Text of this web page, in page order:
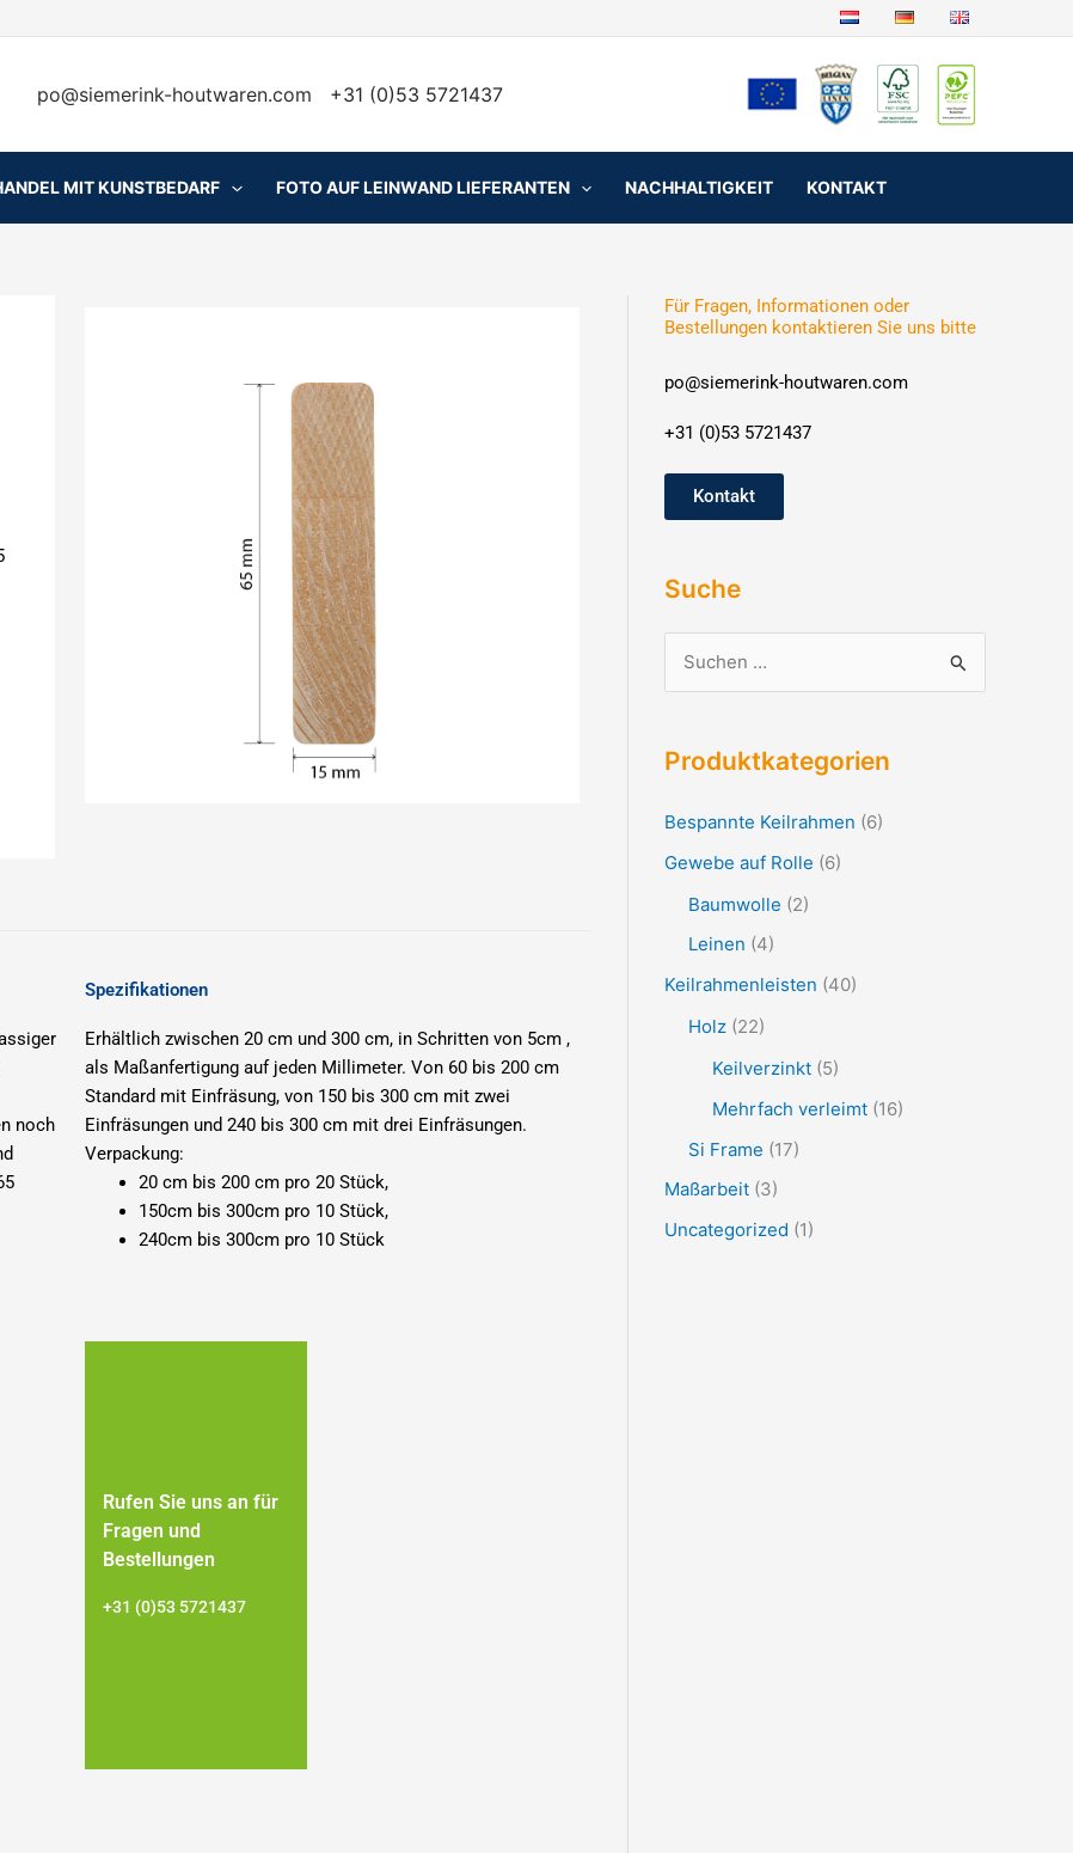
po@siemerink-houtwaren.com +31 (0)53 5721437
MIT KUNSTBEDARF FOTO AUF LEINWAND LIEFERANTEN NACHHALTIGKEIT KONTAKT
noch
Spezifikationen
Erhältlich zwischen 20 cm und 300 cm, in Schritten von 5cm ,
als Maßanfertigung auf jeden Millimeter. Von 60 bis 200 cm
Standard mit Einfräsung, von 150 bis 300 cm mit zwei
Einfräsungen und 240 bis 300 cm mit drei Einfräsungen.
Verpackung:
20 cm bis 200 cm pro 20 Stück,
150cm bis 300cm pro 10 Stück,
240cm bis 300cm pro 10 Stück
Rufen Sie uns an für
Fragen und
Bestellungen
+31 (0)53 5721437
Für Fragen, Informationen oder
Bestellungen kontaktieren Sie uns bitte
po@siemerink-houtwaren.com
+31 (0)53 5721437
Kontakt
Suche
h
e
h
Produktkategorien
Bespannte Keilrahmen (6)
Gewebe auf Rolle (6)
Baumwolle (2)
Leinen (4)
Keilrahmenleisten (40)
Holz (22)
Keilverzinkt (5)
Mehrfach verleimt (16)
Si Frame (17)
Maßarbeit (3)
Uncategorized (1)